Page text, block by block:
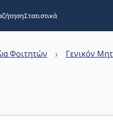
Στατιστικά
Φοιτητών › Γενικόν